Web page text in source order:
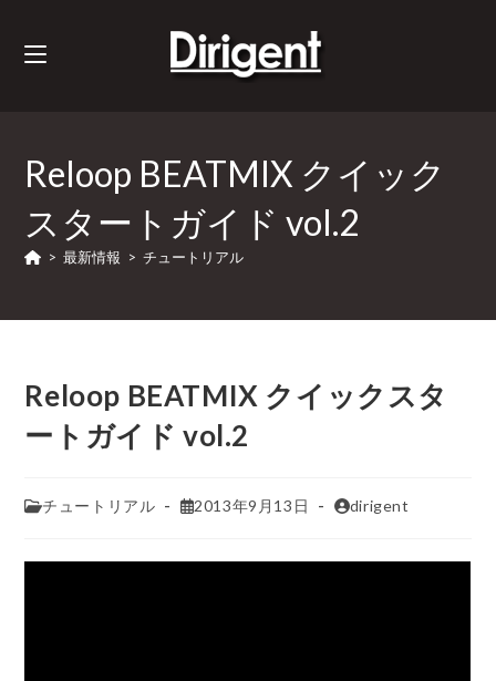
Reloop BEATMIX クイック
スタートガイド vol.2
> 最新情報 > チュートリアル
Reloop BEATMIX クイックスタ
ートガイド vol.2
チュートリアル 2013年9月13日 dirigent